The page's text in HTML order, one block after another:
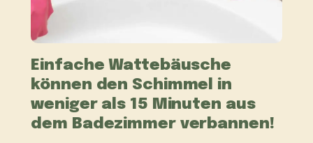
Einfache Wattebäusche
können den Schimmel in
weniger als 15 Minuten aus
dem Badezimmer verbannen!